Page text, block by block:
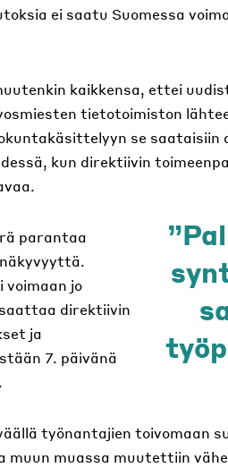
ei saatu Suomessa
kaikkensa, ettei
tietotoimiston
se saataisiin
kun direktiivin
parantaa
jo
direktiivin
ja
7. päivänä
työnantajien toivomaan
muun muassa muutettiin